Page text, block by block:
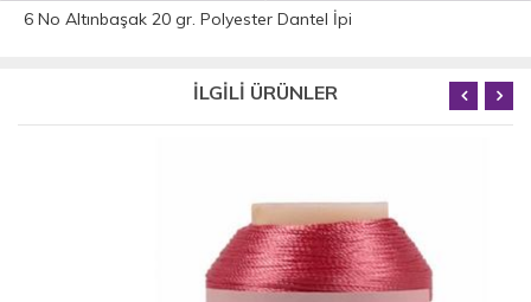
6 No Altınbaşak 20 gr. Polyester Dantel İpi
İLGİLİ ÜRÜNLER